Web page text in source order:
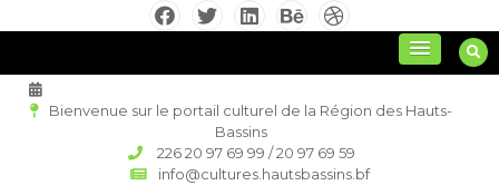
culture régionale
Bienvenue sur le portail culturel de la Région des Hauts-
Bassins
226 20 97 69 99 / 20 97 69 59
info@cultures.hautsbassins.bf